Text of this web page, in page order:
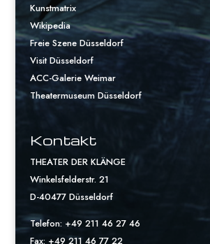
Kunstmatrix
Wikipedia
Freie Szene Düsseldorf
Visit Düsseldorf
ACC-Galerie Weimar
Theatermuseum Düsseldorf
Kontakt
THEATER DER KLÄNGE
Winkelsfelderstr. 21
D-40477 Düsseldorf
Telefon: +49 211 46 27 46
Fax: +49 211 46 77 22